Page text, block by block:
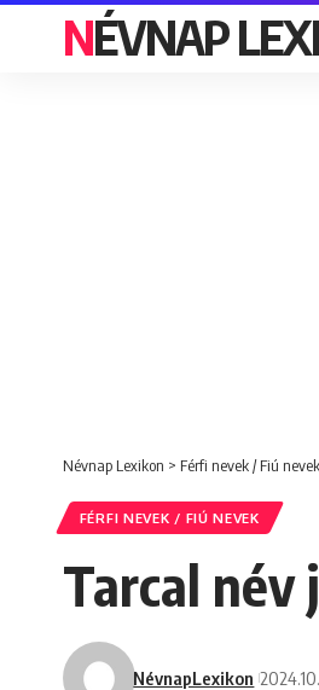
NÉVNAP
Névnap Lexikon > Férfi nevek / Fiú nevek
FÉRFI NEVEK / FIÚ NEVEK
Tarcal név
NévnapLexikon